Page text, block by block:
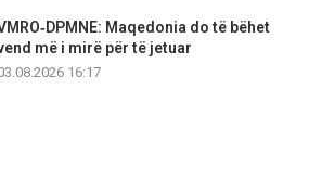
Maqedonia do të bëhet
më i mirë për të jetuar
16:17